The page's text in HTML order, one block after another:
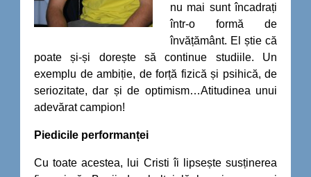
nu mai sunt încadrați
într-o formă de
învățământ. El știe că
poate și-și dorește să continue studiile. Un
exemplu de ambiție, de forță fizică și psihică, de
seriozitate, dar și de optimism…Atitudinea unui
adevărat campion!
Piedicile performanței
Cu toate acestea, lui Cristi îi lipsește susținerea